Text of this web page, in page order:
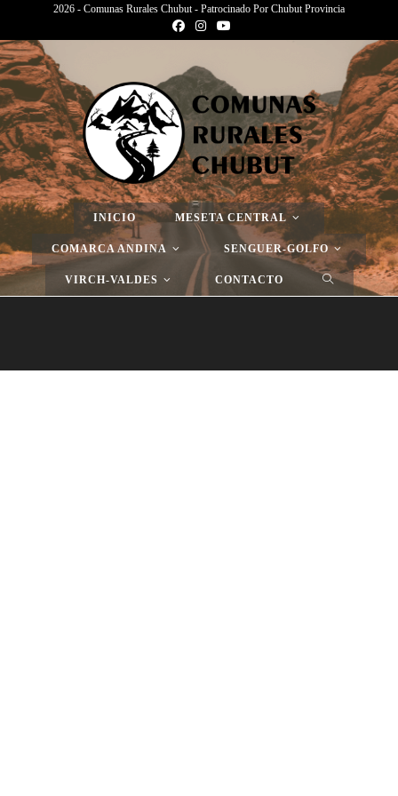
2026 - Comunas Rurales Chubut - Patrocinado Por Chubut Provincia
INICIO MESETA CENTRAL
COMARCA ANDINA SENGUER-GOLFO
VIRCH-VALDES CONTACTO
Página Nueva
> Página Nueva > Página Nueva